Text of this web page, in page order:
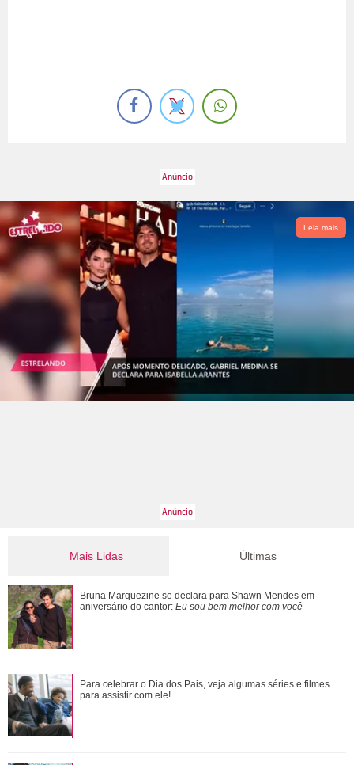
Leia mais
Mais Lidas
Morre pai de Lionel Messi aos 68 anos de idade
Ana Castela responde recado de Zé Felipe em show: Um
goiano me mandou um abraço ontem
Últimas
Bruna Marquezine se declara para Shawn Mendes em
aniversário do cantor: Eu sou bem melhor com você
Para celebrar o Dia dos Pais, veja algumas séries e filmes
para assistir com ele!